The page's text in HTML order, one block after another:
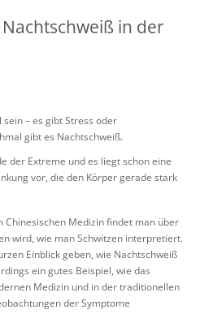
in der
– es gibt Stress oder
gibt es Nachtschweiß.
der Extreme und es liegt schon eine
vor, die den Körper gerade stark
Chinesischen Medizin findet man über
wird, wie man Schwitzen interpretiert.
Einblick geben, wie Nachtschweiß
ein gutes Beispiel, wie das
Medizin und in der traditionellen
der Symptome